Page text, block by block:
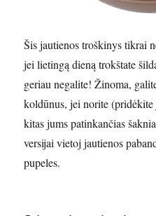
Šis jautienos troškinys tikrai
jei lietingą dieną trokštate
geriau negalite! Žinoma,
koldūnus, jei norite
kitas jums patinkančias
versijai vietoj jautienos
pupeles.